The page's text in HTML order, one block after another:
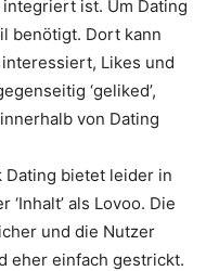
ist. Um Dating
benötigt. Dort kann
Likes und
‘geliked’,
von Dating
Dating bietet leider in
als Lovoo. Die
und die Nutzer
eher einfach gestrickt.